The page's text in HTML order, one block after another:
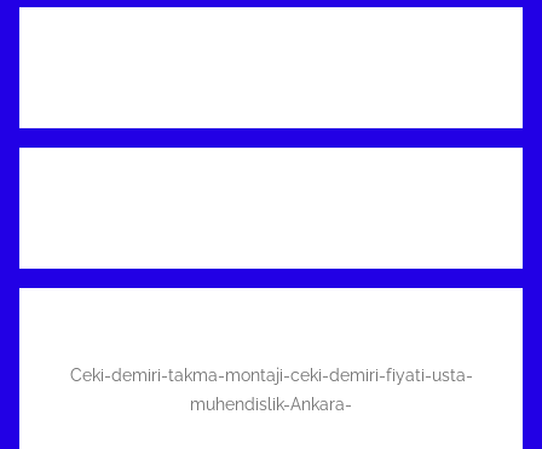
Ceki-demiri-takma-montaji-ceki-demiri-fiyati-usta-
muhendislik-Ankara-